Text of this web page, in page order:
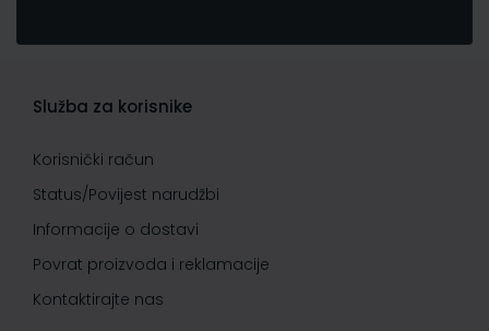
Služba za korisnike
Korisnički račun
Status/Povijest narudžbi
Informacije o dostavi
Povrat proizvoda i reklamacije
Kontaktirajte nas